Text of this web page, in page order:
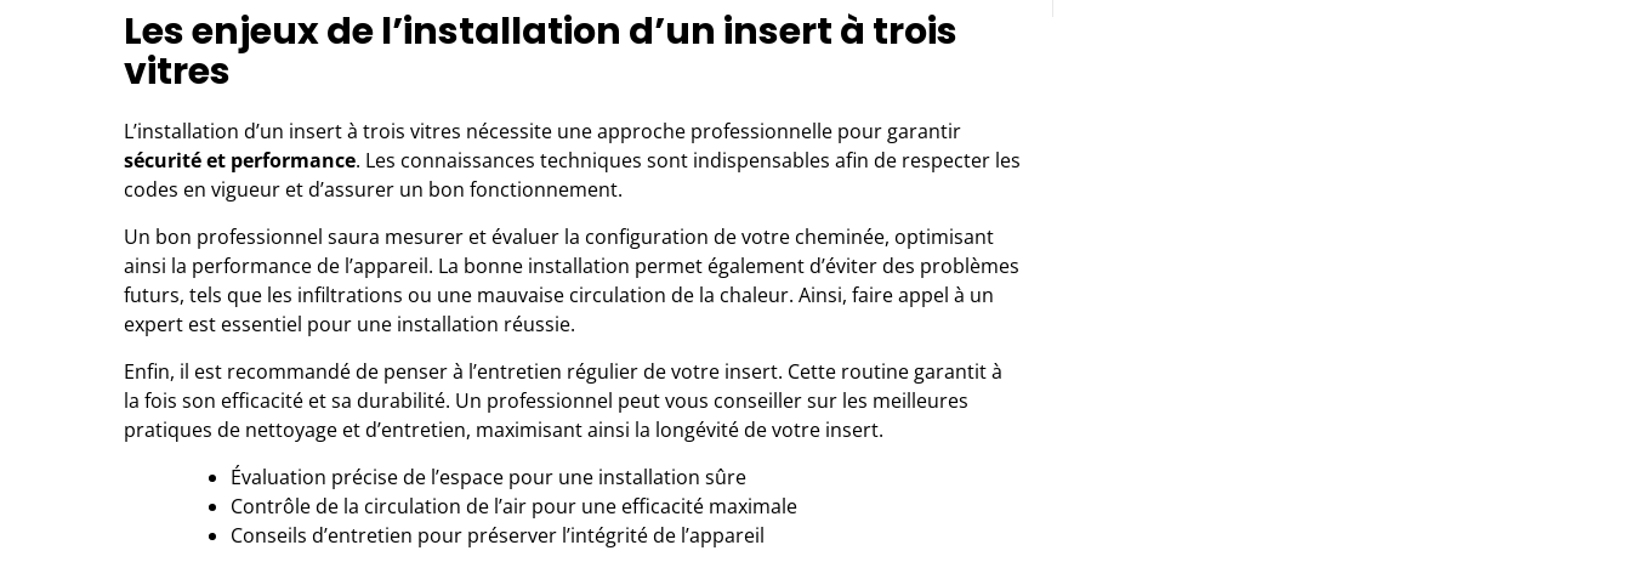
Les enjeux de l’installation d’un insert à trois
vitres
L’installation d’un insert à trois vitres nécessite une approche professionnelle pour garantir
sécurité et performance. Les connaissances techniques sont indispensables afin de respecter les
codes en vigueur et d’assurer un bon fonctionnement.
Un bon professionnel saura mesurer et évaluer la configuration de votre cheminée, optimisant
ainsi la performance de l’appareil. La bonne installation permet également d’éviter des problèmes
futurs, tels que les infiltrations ou une mauvaise circulation de la chaleur. Ainsi, faire appel à un
expert est essentiel pour une installation réussie.
Enfin, il est recommandé de penser à l’entretien régulier de votre insert. Cette routine garantit à
la fois son efficacité et sa durabilité. Un professionnel peut vous conseiller sur les meilleures
pratiques de nettoyage et d’entretien, maximisant ainsi la longévité de votre insert.
Évaluation précise de l’espace pour une installation sûre
Contrôle de la circulation de l’air pour une efficacité maximale
Conseils d’entretien pour préserver l’intégrité de l’appareil